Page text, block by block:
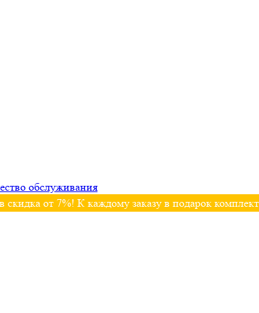
обслуживания
скидка от 7%! К каждому заказу в подарок